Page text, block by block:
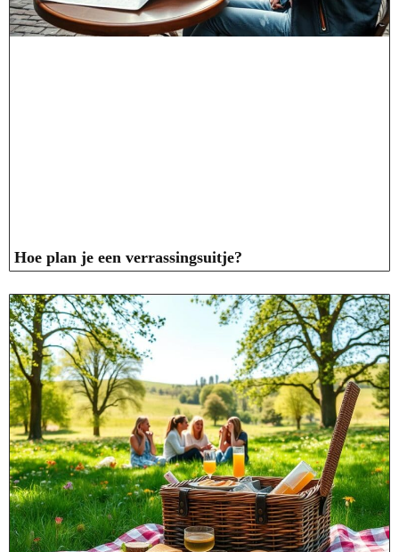
Hoe plan je een verrassingsuitje?